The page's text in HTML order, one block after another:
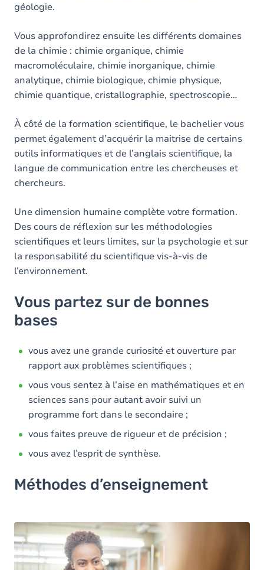
géologie.
Vous approfondirez ensuite les différents domaines
de la chimie : chimie organique, chimie
macromoléculaire, chimie inorganique, chimie
analytique, chimie biologique, chimie physique,
chimie quantique, cristallographie, spectroscopie…
À côté de la formation scientifique, le bachelier vous
permet également d’acquérir la maitrise de certains
outils informatiques et de l’anglais scientifique, la
langue de communication entre les chercheuses et
chercheurs.
Une dimension humaine complète votre formation.
Des cours de réflexion sur les méthodologies
scientifiques et leurs limites, sur la psychologie et sur
la responsabilité du scientifique vis-à-vis de
l’environnement.
Vous partez sur de bonnes
bases
vous avez une grande curiosité et ouverture par
rapport aux problèmes scientifiques ;
vous vous sentez à l’aise en mathématiques et en
sciences sans pour autant avoir suivi un
programme fort dans le secondaire ;
vous faites preuve de rigueur et de précision ;
vous avez l’esprit de synthèse.
Méthodes d’enseignement